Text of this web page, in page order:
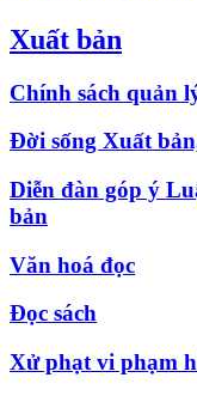
Xuất bản
Chính sách quản
Đời sống Xuất
Diễn đàn góp ý
bản
Văn hoá đọc
Đọc sách
Xử phạt vi phạm